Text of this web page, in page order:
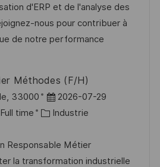
f
f
i
a
g
e
r
i
e
d'ERP et de l'analyse des
nous pour contribuer à
de notre performance
Méthodes (F/H)
33000
D
a
e
d
2026-07-29
Full time
C
t
é
Industrie
Responsable Métier
la transformation industrielle